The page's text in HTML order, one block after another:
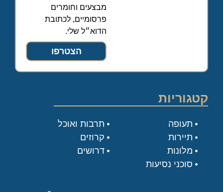
מבצעים וחומרים
פרסומיים, לכתובת
הדוא״ל שלי.
הצטרפו
קטגוריות
תעופה
תיירות
מלונות
סוכני נסיעות
תרבות ואוכל
קרוזים
דרושים